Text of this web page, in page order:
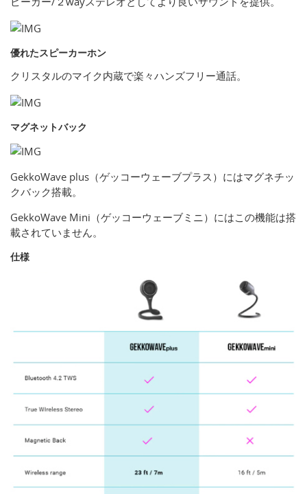
優れたスピーカーホン
クリスタルのマイク内蔵で楽々ハンズフリー通話。
マグネットバック
GekkoWave plus（ゲッコーウェーブプラス）にはマグネチッ
クバック搭載。
GekkoWave Mini（ゲッコーウェーブミニ）にはこの機能は搭
載されていません。
仕様